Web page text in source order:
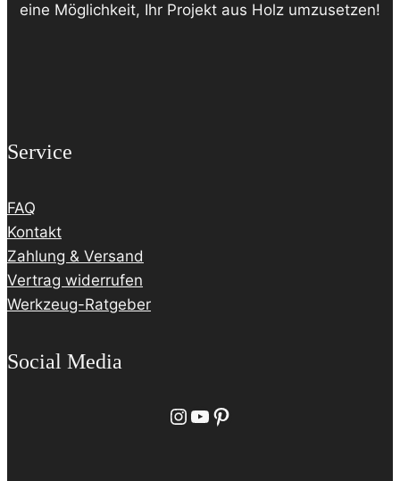
eine Möglichkeit, Ihr Projekt aus Holz umzusetzen!
Service
FAQ
Kontakt
Zahlung & Versand
Vertrag widerrufen
Werkzeug-Ratgeber
Social Media
Instagram
YouTube
Pinterest